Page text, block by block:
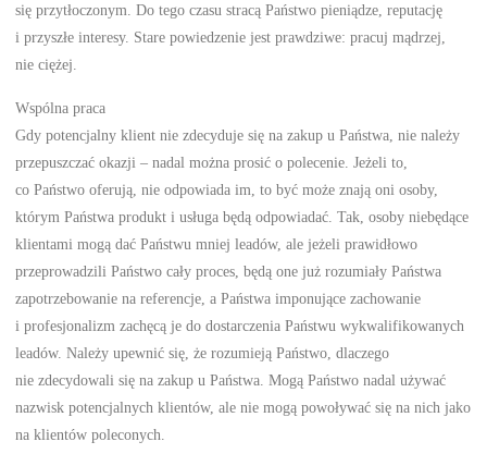
się przytłoczonym. Do tego czasu stracą Państwo pieniądze, reputację
i przyszłe interesy. Stare powiedzenie jest prawdziwe: pracuj mądrzej,
nie ciężej.
Wspólna praca
Gdy potencjalny klient nie zdecyduje się na zakup u Państwa, nie należy
przepuszczać okazji – nadal można prosić o polecenie. Jeżeli to,
co Państwo oferują, nie odpowiada im, to być może znają oni osoby,
którym Państwa produkt i usługa będą odpowiadać. Tak, osoby niebędące
klientami mogą dać Państwu mniej leadów, ale jeżeli prawidłowo
przeprowadzili Państwo cały proces, będą one już rozumiały Państwa
zapotrzebowanie na referencje, a Państwa imponujące zachowanie
i profesjonalizm zachęcą je do dostarczenia Państwu wykwalifikowanych
leadów. Należy upewnić się, że rozumieją Państwo, dlaczego
nie zdecydowali się na zakup u Państwa. Mogą Państwo nadal używać
nazwisk potencjalnych klientów, ale nie mogą powoływać się na nich jako
na klientów poleconych.